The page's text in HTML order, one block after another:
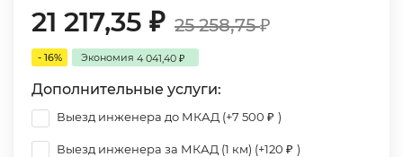
21 217,35 ₽ 25 258,75₽
- 16% Экономия 4 041,40 ₽
Дополнительные услуги:
Выезд инженера до МКАД (+7 500 ₽ )
Выезд инженера за МКАД (1 км) (+120 ₽ )